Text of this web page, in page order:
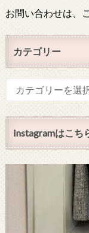
お問い合わせは、
カテゴリー
Instagramはこち